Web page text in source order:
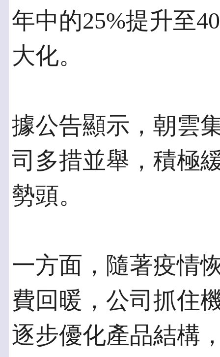
年中的25%提升至
大化。
據公告顯示，朝雲
司多措並舉，積極
勢頭。
一方面，隨著疫情
費回暖，公司抓住
逐步優化產品結構